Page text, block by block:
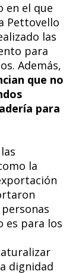
en el que
Pettovello
las
para
Además,
que no
para
la
es para los
dignidad